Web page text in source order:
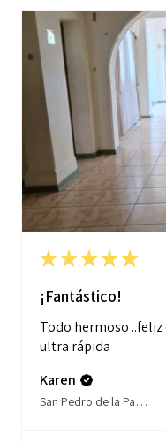
★★★★★
¡Fantástico!
Todo hermoso
ultra rápida
Karen
San Pedro de la Paz, Biobío